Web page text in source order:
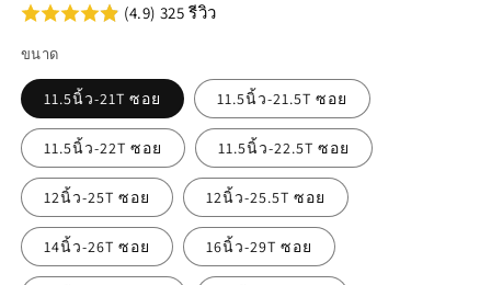
(4.9) 325 รีวิว
ขนาด
11.5นิ้ว-21T ซอย 11.5นิ้ว-21.5T ซอย
11.5นิ้ว-22T ซอย 11.5นิ้ว-22.5T ซอย
12นิ้ว-25T ซอย 12นิ้ว-25.5T ซอย
14นิ้ว-26T ซอย 16นิ้ว-29T ซอย